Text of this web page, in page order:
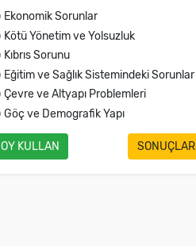
Ekonomik Sorunlar
Kötü Yönetim ve Yolsuzluk
Kıbrıs Sorunu
Eğitim ve Sağlık Sistemindeki Sorunlar
Çevre ve Altyapı Problemleri
Göç ve Demografik Yapı
OY KULLAN SONUÇLAR